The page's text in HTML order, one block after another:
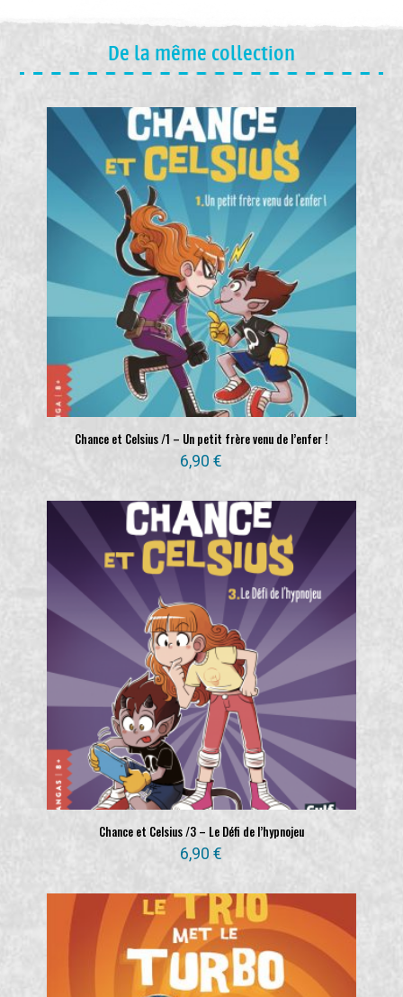
De la même collection
Chance et Celsius /1 – Un petit frère venu de l’enfer !
6,90€
Chance et Celsius /3 – Le Défi de l’hypnojeu
6,90€